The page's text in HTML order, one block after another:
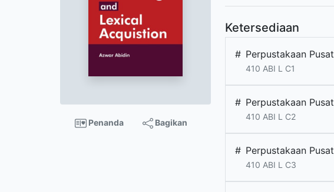
Penanda Bagikan
Ketersediaan
# Perpustakaan Pusat
410 ABI L C1
# Perpustakaan Pusat
410 ABI L C2
# Perpustakaan Pusat
410 ABI L C3